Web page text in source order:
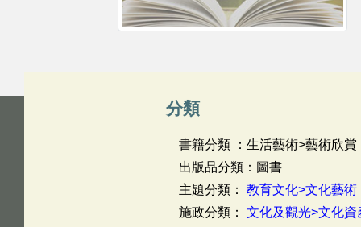
分類
書籍分類 ：生活藝術>藝術欣賞
出版品分類：圖書
主題分類： 教育文化>文化藝術
施政分類： 文化及觀光>文化